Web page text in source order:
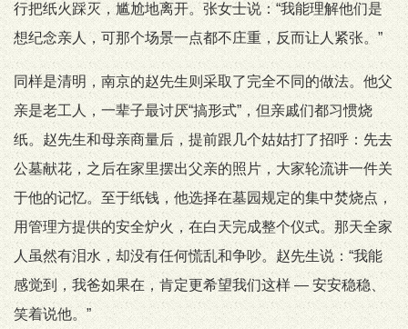
行把纸火踩灭，尴尬地离开。张女士说：“我能理解他们是
想纪念亲人，可那个场景一点都不庄重，反而让人紧张。”
同样是清明，南京的赵先生则采取了完全不同的做法。他父
亲是老工人，一辈子最讨厌“搞形式”，但亲戚们都习惯烧
纸。赵先生和母亲商量后，提前跟几个姑姑打了招呼：先去
公墓献花，之后在家里摆出父亲的照片，大家轮流讲一件关
于他的记忆。至于纸钱，他选择在墓园规定的集中焚烧点，
用管理方提供的安全炉火，在白天完成整个仪式。那天全家
人虽然有泪水，却没有任何慌乱和争吵。赵先生说：“我能
感觉到，我爸如果在，肯定更希望我们这样 — 安安稳稳、
笑着说他。”